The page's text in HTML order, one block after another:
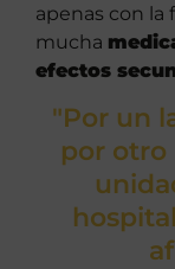
apenas con la
mucha
efectos
"Por un
por otro